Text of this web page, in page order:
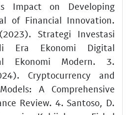
Impact on Developing
of Financial Innovation.
Strategi Investasi
Era Ekonomi Digital
Ekonomi Modern. 3.
Cryptocurrency and
A Comprehensive
Review. 4. Santoso, D.